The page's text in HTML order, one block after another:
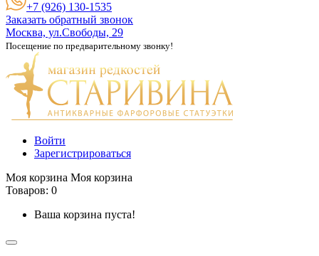
+7 (926) 130-1535
Заказать обратный звонок
Москва, ул.Свободы, 29
Посещение по предварительному звонку!
Войти
Зарегистрироваться
Моя корзина Моя корзина
Товаров: 0
Ваша корзина пуста!